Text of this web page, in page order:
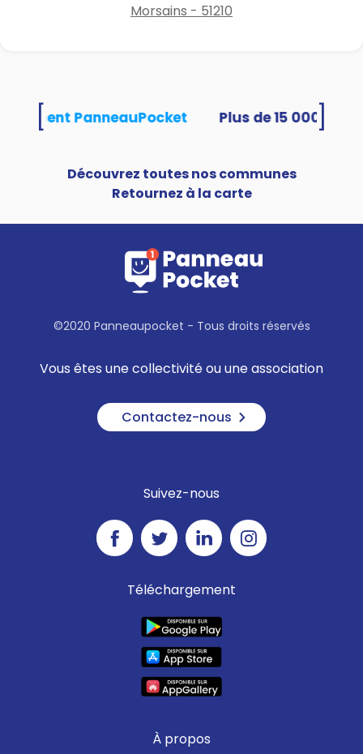
Morsains - 51210
PanneauPocket
Découvrez toutes nos communes
Retournez à la carte
©2020 Panneaupocket - Tous droits réservés
Vous êtes une collectivité ou une association
Contactez-nous
Suivez-nous
Téléchargement
À propos